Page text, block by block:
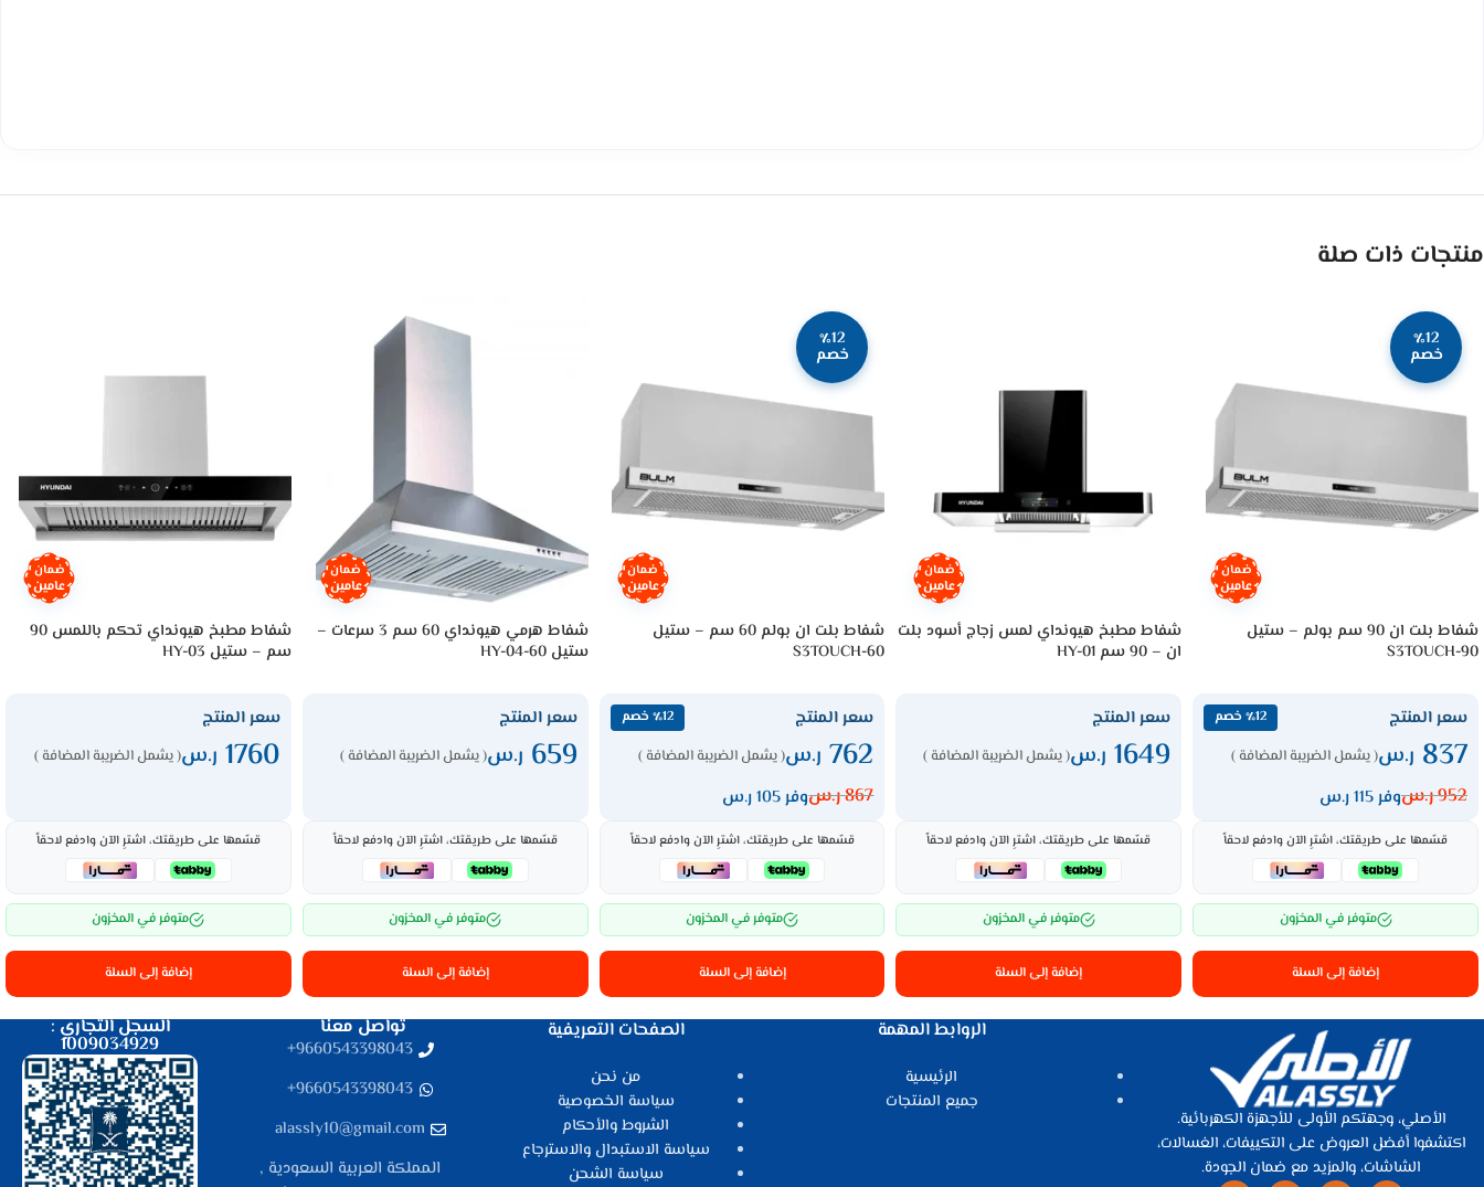
منتجات ذات صلة
٪12
خصم
ضمان
عامين
شفاط بلت ان 90 سم بولم – ستيل
S3TOUCH-90
سعر المنتج ٪12 خصم
837 ر.س( يشمل الضريبة المضافة )
952ر.سوفر 115 ر.س
قسّمها على طريقتك، اشترِ الآن وادفع لاحقاً
متوفر في المخزون
إضافة إلى السلة
ضمان
عامين
شفاط مطبخ هيونداي لمس زجاج أسود بلت
ان – 90 سم HY-01
سعر المنتج
1649 ر.س( يشمل الضريبة المضافة )
قسّمها على طريقتك، اشترِ الآن وادفع لاحقاً
متوفر في المخزون
إضافة إلى السلة
٪12
خصم
ضمان
عامين
شفاط بلت ان بولم 60 سم – ستيل
S3TOUCH-60
سعر المنتج ٪12 خصم
762 ر.س( يشمل الضريبة المضافة )
867ر.سوفر 105 ر.س
قسّمها على طريقتك، اشترِ الآن وادفع لاحقاً
متوفر في المخزون
إضافة إلى السلة
ضمان
عامين
شفاط هرمي هيونداي 60 سم 3 سرعات –
ستيل HY-04-60
سعر المنتج
659 ر.س( يشمل الضريبة المضافة )
قسّمها على طريقتك، اشترِ الآن وادفع لاحقاً
متوفر في المخزون
إضافة إلى السلة
ضمان
عامين
شفاط مطبخ هيونداي تحكم باللمس 90
سم – ستيل HY-03
سعر المنتج
1760 ر.س( يشمل الضريبة المضافة )
قسّمها على طريقتك، اشترِ الآن وادفع لاحقاً
متوفر في المخزون
إضافة إلى السلة
الأصلي، وجهتكم الأولى للأجهزة الكهربائية.
اكتشفوا أفضل العروض على التكييفات، الغسالات،
الشاشات، والمزيد مع ضمان الجودة.
الروابط المهمة
الرئيسية
جميع المنتجات
الصفحات التعريفية
من نحن
سياسة الخصوصية
الشروط والأحكام
سياسة الاستبدال والاسترجاع
سياسة الشحن
تواصل معنا
9660543398043⁩+
9660543398043⁩+
alassly10@gmail.com
المملكة العربية السعودية ,
السجل التجاري :
1009034929